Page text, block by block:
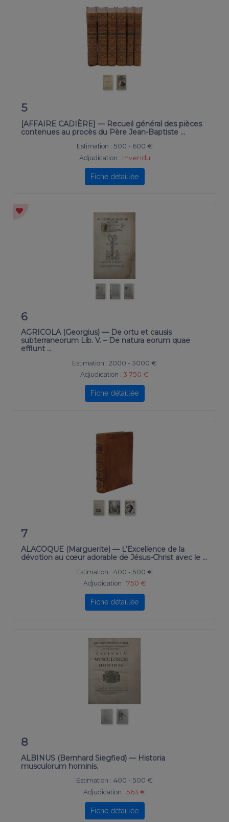
5
[AFFAIRE CADIÈRE] — Recueil général des pièces
contenues au procès du Père Jean-Baptiste …
Estimation : 500 - 600 €
Adjudication : Invendu
Fiche détaillée
6
AGRICOLA (Georgius) — De ortu et causis
subterraneorum Lib. V. – De natura eorum quae
efflunt …
Estimation : 2000 - 3000 €
Adjudication : 3 750 €
Fiche détaillée
7
ALACOQUE (Marguerite) — L’Excellence de la
dévotion au cœur adorable de Jésus-Christ avec le …
Estimation : 400 - 500 €
Adjudication : 750 €
Fiche détaillée
8
ALBINUS (Bernhard Siegfied) — Historia
musculorum hominis.
Estimation : 400 - 500 €
Adjudication : 563 €
Fiche détaillée